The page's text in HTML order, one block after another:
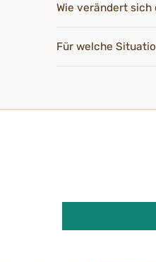
Wie verändert sich
Für welche